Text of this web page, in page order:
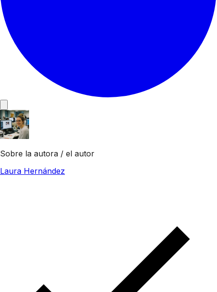
Sobre la autora / el autor
Laura Hernández